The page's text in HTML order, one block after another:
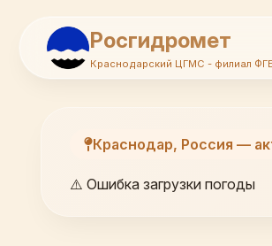
Росгидромет
Краснодарский ЦГМС - филиал
Краснодар, Россия —
⚠️ Ошибка загрузки погоды